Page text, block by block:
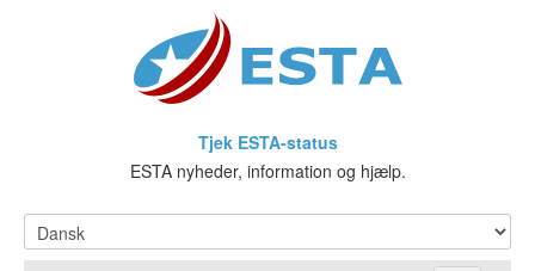
Tjek ESTA-status
ESTA nyheder, information og hjælp.